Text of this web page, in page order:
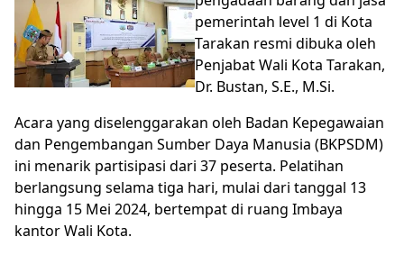
pemerintah level 1 di Kota
Tarakan resmi dibuka oleh
Penjabat Wali Kota Tarakan,
Dr. Bustan, S.E., M.Si.
Acara yang diselenggarakan oleh Badan Kepegawaian
dan Pengembangan Sumber Daya Manusia (BKPSDM)
ini menarik partisipasi dari 37 peserta. Pelatihan
berlangsung selama tiga hari, mulai dari tanggal 13
hingga 15 Mei 2024, bertempat di ruang Imbaya
kantor Wali Kota.